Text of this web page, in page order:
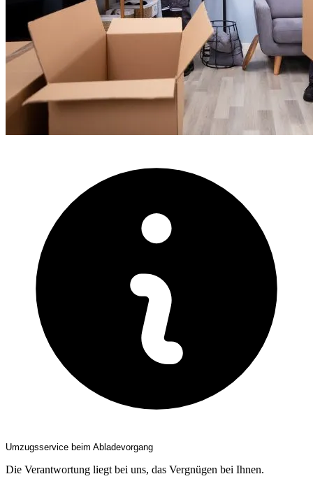
Umzugsservice beim Abladevorgang
Die Verantwortung liegt bei uns, das Vergnügen bei Ihnen.